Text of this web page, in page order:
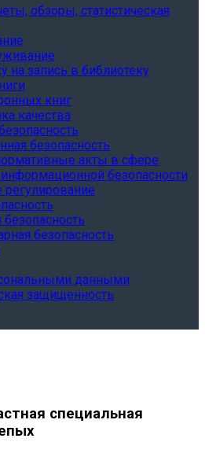
обзоры, статистическая
на запись в библиотеку
книг
качества
безопасность
акты в сфере
безопасности
безопасность
данными
защищенность
специальная